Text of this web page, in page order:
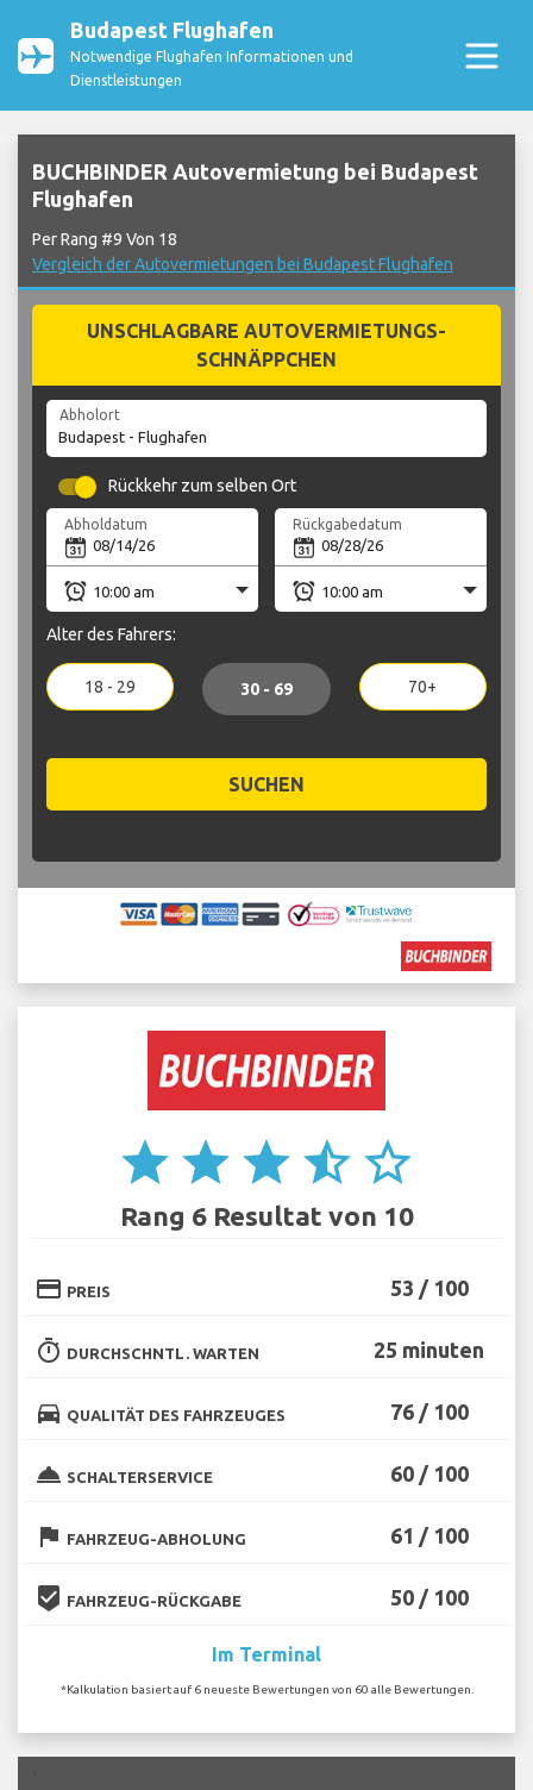
Budapest Flughafen
Notwendige Flughafen Informationen und
Dienstleistungen
BUCHBINDER Autovermietung bei Budapest
Flughafen
Per Rang #9 Von 18
Vergleich der Autovermietungen bei Budapest Flughafen
UNSCHLAGBARE AUTOVERMIETUNGS-
SCHNÄPPCHEN
Abholort
Rückkehr zum selben Ort
Abholdatum Rückgabedatum
Alter des Fahrers:
18 - 29 30 - 69 70+
SUCHEN
star star star star_half star_border
Rang 6 Resultat von 10
credit_card PREIS 53 / 100
timer DURCHSCHNTL. WARTEN 25 minuten
directions_car QUALITÄT DES FAHRZEUGES 76 / 100
room_service SCHALTERSERVICE 60 / 100
flag FAHRZEUG-ABHOLUNG 61 / 100
beenhere FAHRZEUG-RÜCKGABE 50 / 100
Im Terminal
*Kalkulation basiert auf 6 neueste Bewertungen von 60 alle Bewertungen.